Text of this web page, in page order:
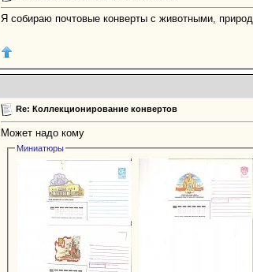
Я собираю почтовые конверты с животными,
Re: Коллекционирование конвертов
Может надо кому
Миниатюры